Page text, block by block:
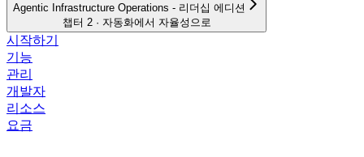
Agentic Infrastructure Operations - 리더십 에디션
챕터 2 · 자동화에서 자율성으로
시작하기
기능
관리
개발자
리소스
요금